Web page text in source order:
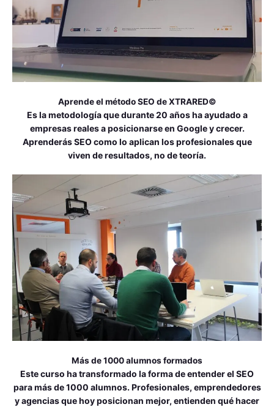
Aprende el método SEO de XTRARED©
Es la metodología que durante 20 años ha ayudado a
empresas reales a posicionarse en Google y crecer.
Aprenderás SEO como lo aplican los profesionales que
viven de resultados, no de teoría.
Más de 1000 alumnos formados
Este curso ha transformado la forma de entender el SEO
para más de 1000 alumnos. Profesionales, emprendedores
y agencias que hoy posicionan mejor, entienden qué hacer